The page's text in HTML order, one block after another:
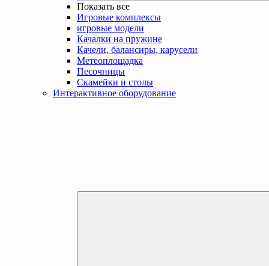
Показать все
Игровые комплексы
игровые модели
Качалки на пружине
Качели, балансиры, карусели
Метеоплощадка
Песочницы
Скамейки и столы
Интерактивное оборудование